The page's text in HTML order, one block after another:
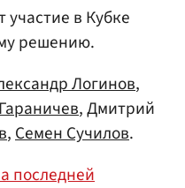
участие в Кубке
решению.
Логинов,
, Дмитрий
,Семен Сучилов.
последней